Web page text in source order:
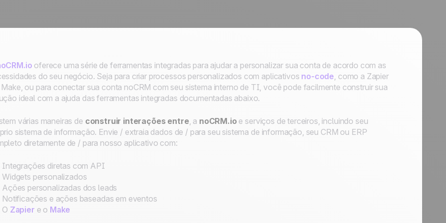
oferece uma série de ferramentas integradas para ajudar a personalizar sua conta de acordo com as
do seu negócio. Seja para criar processos personalizados com aplicativos no-code, como a Zapier
ou para conectar sua conta noCRM com seu sistema interno de TI, você pode facilmente construir sua
ideal com a ajuda das ferramentas integradas documentadas abaixo.
várias maneiras de construir interações entre, a noCRM.ioe serviços de terceiros, incluindo seu
sistema de informação. Envie / extraia dados de / para seu sistema de informação, seu CRM ou ERP
diretamente de / para nosso aplicativo com:
Integrações diretas com API
Widgets personalizados
Ações personalizadas dos leads
Notificações e ações baseadas em eventos
O Zapier e o Make